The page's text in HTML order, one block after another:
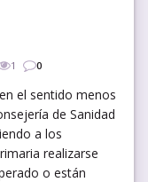
1 0
el sentido menos
de Sanidad
a los
realizarse
o están